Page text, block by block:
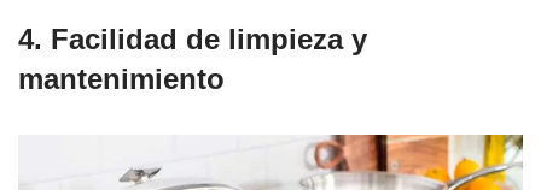
4. Facilidad de limpieza y
mantenimiento